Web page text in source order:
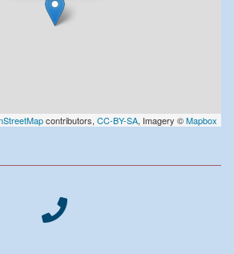
contributors, CC-BY-SA, Imagery ©Mapbox